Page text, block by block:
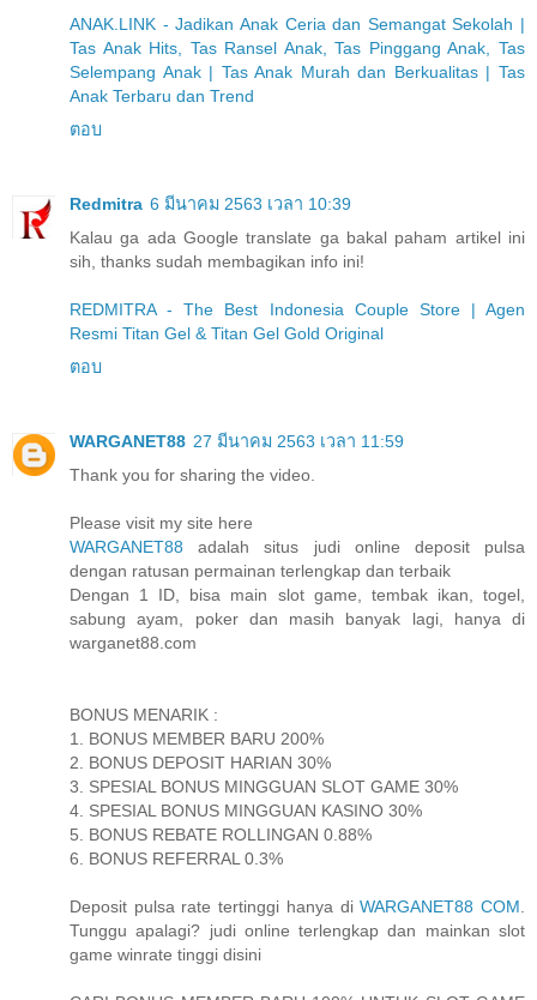
ANAK.LINK - Jadikan Anak Ceria dan Semangat Sekolah |
Tas Anak Hits, Tas Ransel Anak, Tas Pinggang Anak, Tas
Selempang Anak | Tas Anak Murah dan Berkualitas | Tas
Anak Terbaru dan Trend
ตอบ
Redmitra 6 มีนาคม 2563 เวลา 10:39
Kalau ga ada Google translate ga bakal paham artikel ini
sih, thanks sudah membagikan info ini!
REDMITRA - The Best Indonesia Couple Store | Agen
Resmi Titan Gel & Titan Gel Gold Original
ตอบ
WARGANET88 27 มีนาคม 2563 เวลา 11:59
Thank you for sharing the video.
Please visit my site here
WARGANET88 adalah situs judi online deposit pulsa
dengan ratusan permainan terlengkap dan terbaik
Dengan 1 ID, bisa main slot game, tembak ikan, togel,
sabung ayam, poker dan masih banyak lagi, hanya di
warganet88.com
BONUS MENARIK :
1. BONUS MEMBER BARU 200%
2. BONUS DEPOSIT HARIAN 30%
3. SPESIAL BONUS MINGGUAN SLOT GAME 30%
4. SPESIAL BONUS MINGGUAN KASINO 30%
5. BONUS REBATE ROLLINGAN 0.88%
6. BONUS REFERRAL 0.3%
Deposit pulsa rate tertinggi hanya diWARGANET88 COM
Tunggu apalagi? judi online terlengkap dan mainkan slot
game winrate tinggi disini